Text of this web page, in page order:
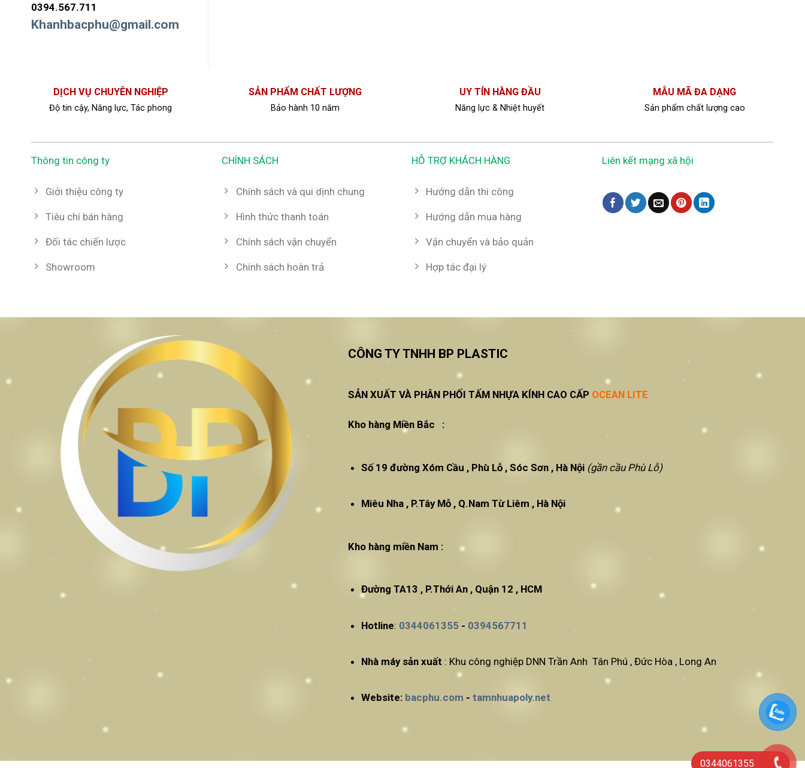
0394.567.711
Khanhbacphu@gmail.com
DỊCH VỤ CHUYÊN NGHIỆP
Độ tin cậy, Năng lực, Tác phong
SẢN PHẨM CHẤT LƯỢNG
Bảo hành 10 năm
UY TÍN HÀNG ĐẦU
Năng lực & Nhiệt huyết
MẪU MÃ ĐA DẠNG
Sản phẩm chất lượng cao
Thông tin công ty
Giới thiệu công ty
Tiêu chí bán hàng
Đối tác chiến lược
Showroom
CHÍNH SÁCH
Chính sách và qui dịnh chung
Hình thức thanh toán
Chính sách vận chuyển
Chính sách hoàn trả
HỖ TRỢ KHÁCH HÀNG
Hướng dẫn thi công
Hướng dẫn mua hàng
Vận chuyển và bảo quản
Hợp tác đại lý
Liên kết mạng xã hội
CÔNG TY TNHH BP PLASTIC
SẢN XUẤT VÀ PHÂN PHỐI TẤM NHỰA KÍNH CAO CẤP OCEAN LITE
Kho hàng Miền Bắc :
Số 19 đường Xóm Cầu , Phù Lỗ , Sóc Sơn , Hà Nội (gần cầu Phù Lỗ)
Miêu Nha , P.Tây Mỗ , Q.Nam Từ Liêm , Hà Nội
Kho hàng miền Nam :
Đường TA13 , P.Thới An , Quận 12 , HCM
Hotline: 0344061355- 0394567711
Nhà máy sản xuất : Khu công nghiệp DNN Trần Anh Tân Phú , Đức Hòa , Long An
Website: bacphu.com - tamnhuapoly.net
0344061355